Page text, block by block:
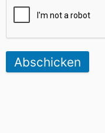
Abschicken